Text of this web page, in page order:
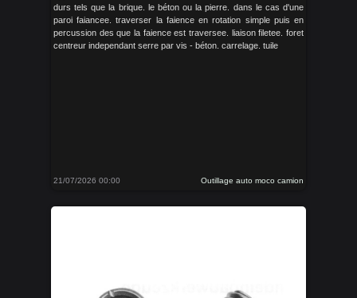
durs tels que la brique. le béton ou la pierre. dans le cas d'une
paroi faiancee. traverser la faience en rotation simple puis en
percussion des que la faience est traversee. liaison filetee. foret
centreur independant serre par vis - béton. carrelage. tuile
21/07/2026 00:00 Outillage auto moco camion